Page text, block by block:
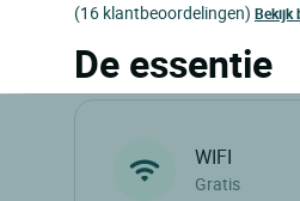
(16 klantbeoordelingen) Bekijk
De essentie
WIFI
Gratis